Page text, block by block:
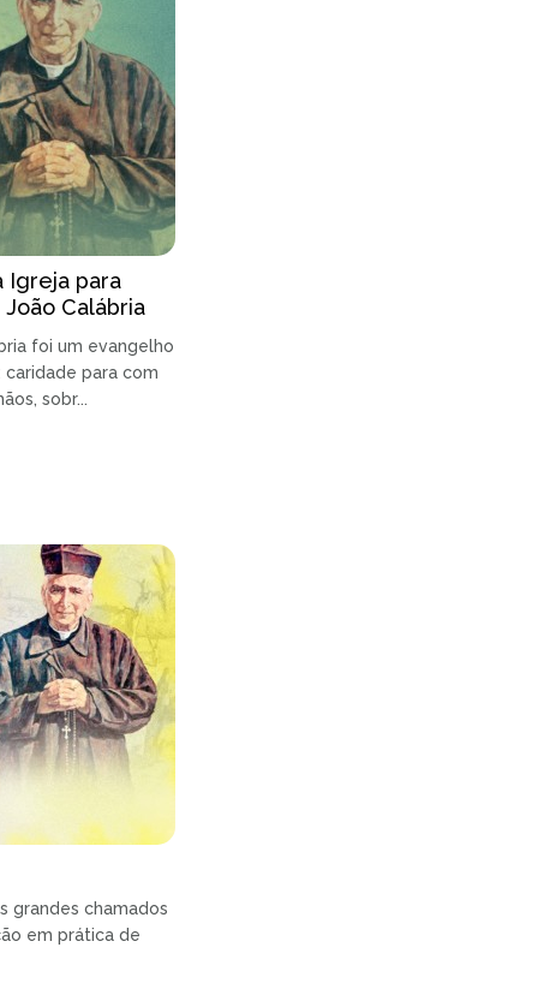
Igreja para
Calábria
foi um evangelho
para com
sobr...
grandes chamados
em prática de